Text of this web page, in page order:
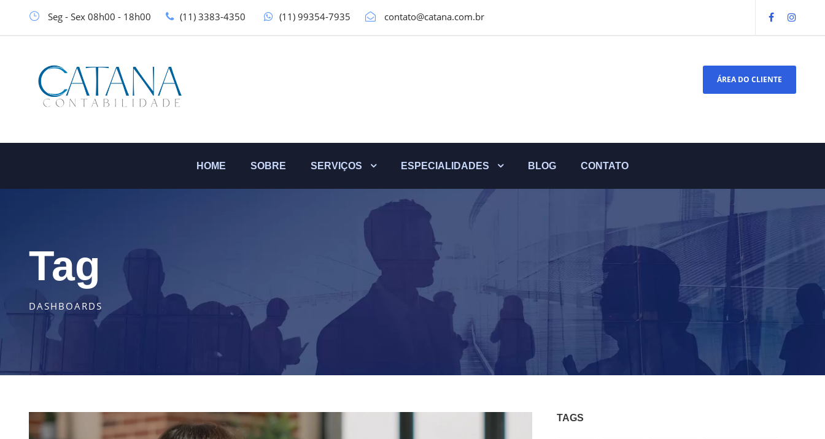
Seg - Sex 08h00 - 18h00 (11) 3383-4350 (11) 99354-7935 contato@catana.com.br
ÁREA DO CLIENTE
HOME SOBRE SERVIÇOS ESPECIALIDADES BLOG CONTATO
Tag
DASHBOARDS
TAGS